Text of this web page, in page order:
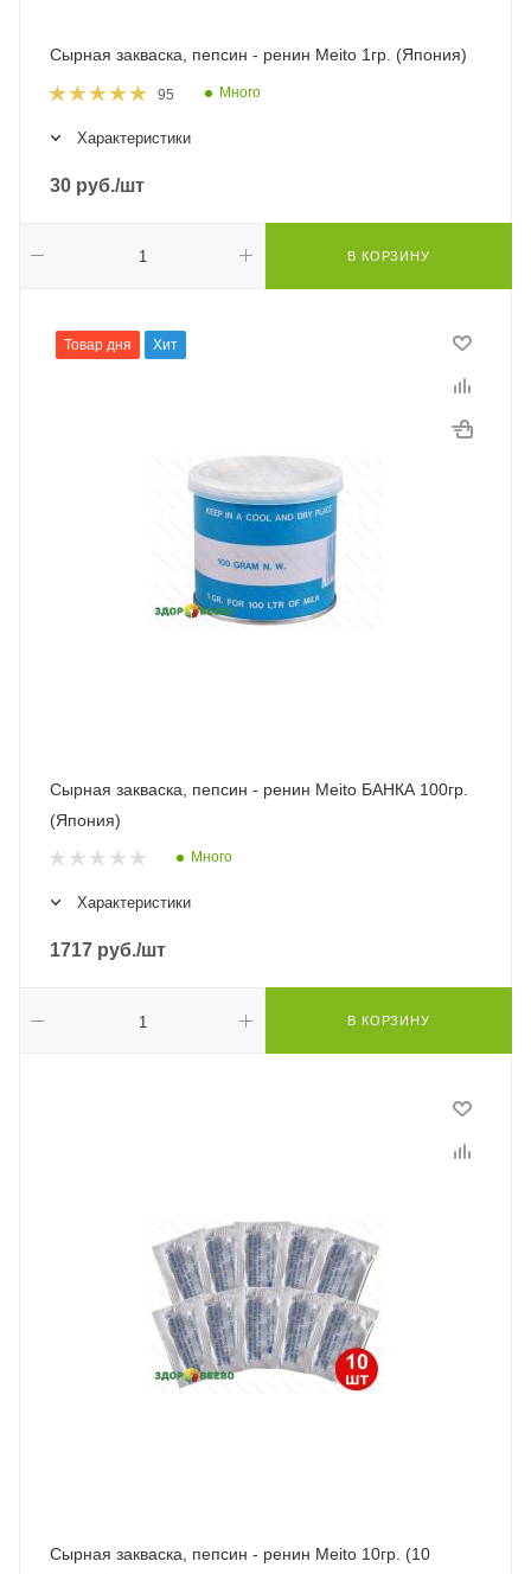
Сырная закваска, пепсин - ренин Meito 1гр. (Япония)
95 Много
Характеристики
30 руб./шт
В КОРЗИНУ
Товар дня Хит
Сырная закваска, пепсин - ренин Meito БАНКА 100гр.
(Япония)
Много
Характеристики
1717 руб./шт
В КОРЗИНУ
Сырная закваска, пепсин - ренин Meito 10гр. (10